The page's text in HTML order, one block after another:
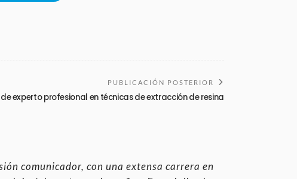
PUBLICACIÓN POSTERIOR
experto profesional en técnicas de extracción de resina
comunicador, con una extensa carrera en